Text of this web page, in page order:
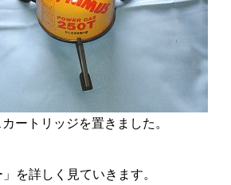
カートリッジを置きました。
を詳しく見ていきます。